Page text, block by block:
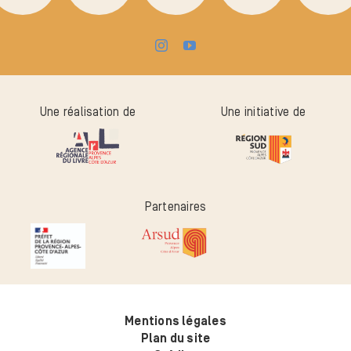
Une réalisation de Une initiative de
Partenaires
Mentions légales
Plan du site